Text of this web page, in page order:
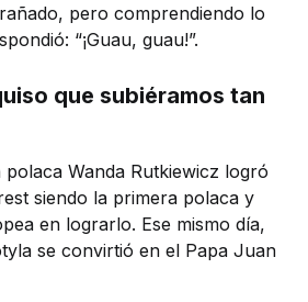
pero comprendiendo lo
“¡Guau, guau!”.
que subiéramos tan
polaca Wanda Rutkiewicz logró
siendo la primera polaca y
en lograrlo. Ese mismo día,
se convirtió en el Papa Juan